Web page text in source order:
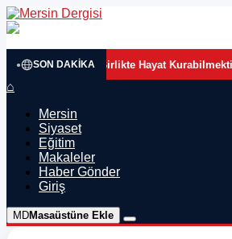
SON DAKIKA
Değil, Birlikte Hayat Kurabilmektir •
⌂
Mersin
Siyaset
Eğitim
Makaleler
Haber Gönder
Giriş
MDMasaüstüne Ekle